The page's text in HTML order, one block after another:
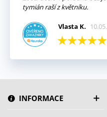
tymián raší z květníku.
Vlasta K.
INFORMACE